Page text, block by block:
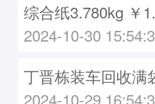
综合纸3.780kg ￥
2024-10-30
丁晋栋装车回收满
2024-10-29